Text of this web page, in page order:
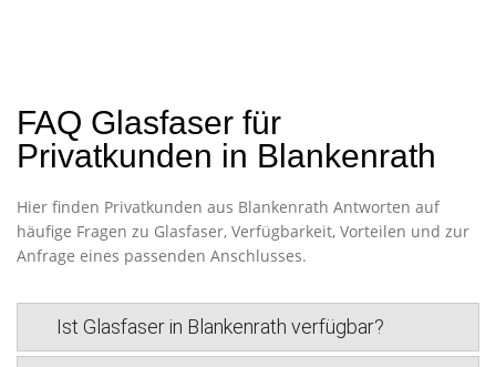
FAQ Glasfaser für
Privatkunden in Blankenrath
Hier finden Privatkunden aus Blankenrath Antworten auf
häufige Fragen zu Glasfaser, Verfügbarkeit, Vorteilen und zur
Anfrage eines passenden Anschlusses.
Ist Glasfaser in Blankenrath verfügbar?